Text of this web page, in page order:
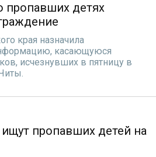
детях
края назначила
касающуюся
исчезнувших в пятницу в
пропавших детей на